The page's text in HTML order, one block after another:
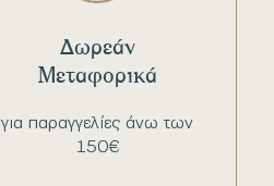
για παραγγελίες άνω των
150€
Δωρεάν
Μεταφορικά